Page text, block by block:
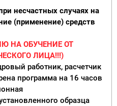
несчастных случаях на
(применение) средств
НА ОБУЧЕНИЕ ОТ
ЛИЦА!!!)
работник, расчетчик
программа на 16 часов
образца